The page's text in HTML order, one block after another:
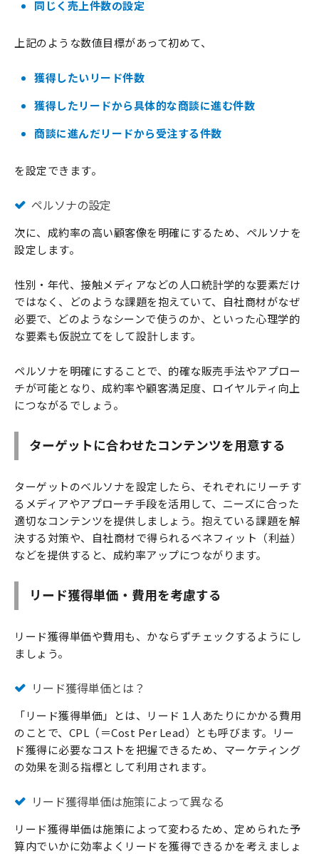
同じく売上件数の設定
上記のような数値目標があって初めて、
獲得したいリード件数
獲得したリードから具体的な商談に進む件数
商談に進んだリードから受注する件数
を設定できます。
ペルソナの設定
次に、成約率の高い顧客像を明確にするため、ペルソナを
設定します。
性別・年代、接触メディアなどの人口統計学的な要素だけ
ではなく、どのような課題を抱えていて、自社商材がなぜ
必要で、どのようなシーンで使うのか、といった心理学的
な要素も仮説立てをして設計します。
ペルソナを明確にすることで、的確な販売手法やアプロー
チが可能となり、成約率や顧客満足度、ロイヤルティ向上
につながるでしょう。
ターゲットに合わせたコンテンツを用意する
ターゲットのベルソナを設定したら、それぞれにリーチす
るメディアやアプローチ手段を活用して、ニーズに合った
適切なコンテンツを提供しましょう。抱えている課題を解
決する対策や、自社商材で得られるベネフィット（利益）
などを提供すると、成約率アップにつながります。
リード獲得単価・費用を考慮する
リード獲得単価や費用も、かならずチェックするようにし
ましょう。
リード獲得単価とは？
「リード獲得単価」とは、リード１人あたりにかかる費用
のことで、CPL（＝Cost Per Lead）とも呼びます。リー
ド獲得に必要なコストを把握できるため、マーケティング
の効果を測る指標として利用されます。
リード獲得単価は施策によって異なる
リード獲得単価は施策によって変わるため、定められた予
算内でいかに効率よくリードを獲得できるかを考えましょ